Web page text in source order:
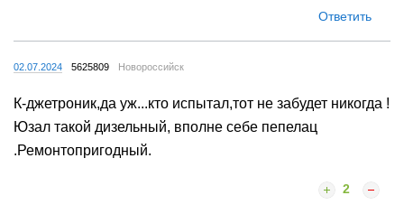
Ответить
02.07.2024 5625809 Новороссийск
К-джетроник,да уж...кто испытал,тот не забудет никогда !
Юзал такой дизельный, вполне себе пепелац
.Ремонтопригодный.
2